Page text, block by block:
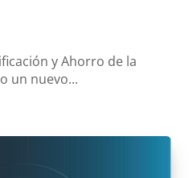
y Ahorro de la
un nuevo...